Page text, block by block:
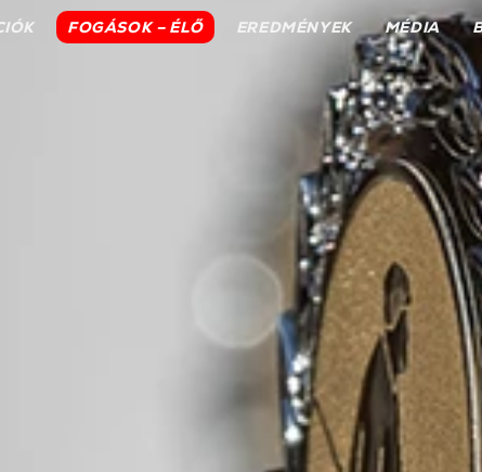
FOGÁSOK – ÉLŐ EREDMÉNYEK MÉDIA